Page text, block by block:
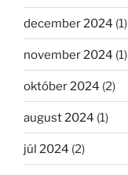
december 2024 (1)
november 2024 (1)
október 2024 (2)
august 2024 (1)
júl 2024 (2)